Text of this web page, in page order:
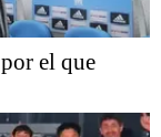
el que